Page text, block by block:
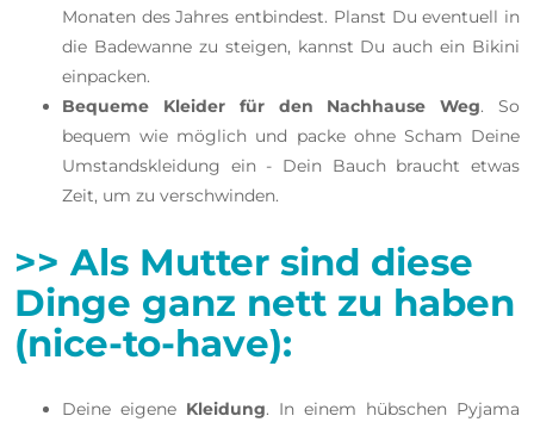
Monaten des Jahres entbindest. Planst Du eventuell in
die Badewanne zu steigen, kannst Du auch ein Bikini
einpacken.
Bequeme Kleider für den Nachhause Weg. So
bequem wie möglich und packe ohne Scham Deine
Umstandskleidung ein - Dein Bauch braucht etwas
Zeit, um zu verschwinden.
>> Als Mutter sind diese
Dinge ganz nett zu haben
(nice-to-have):
Deine eigene Kleidung. In einem hübschen Pyjama